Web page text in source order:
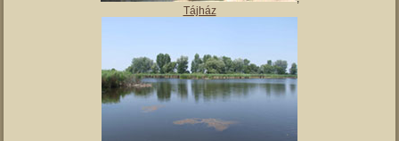
Kiskastély – Vaja szálláshely